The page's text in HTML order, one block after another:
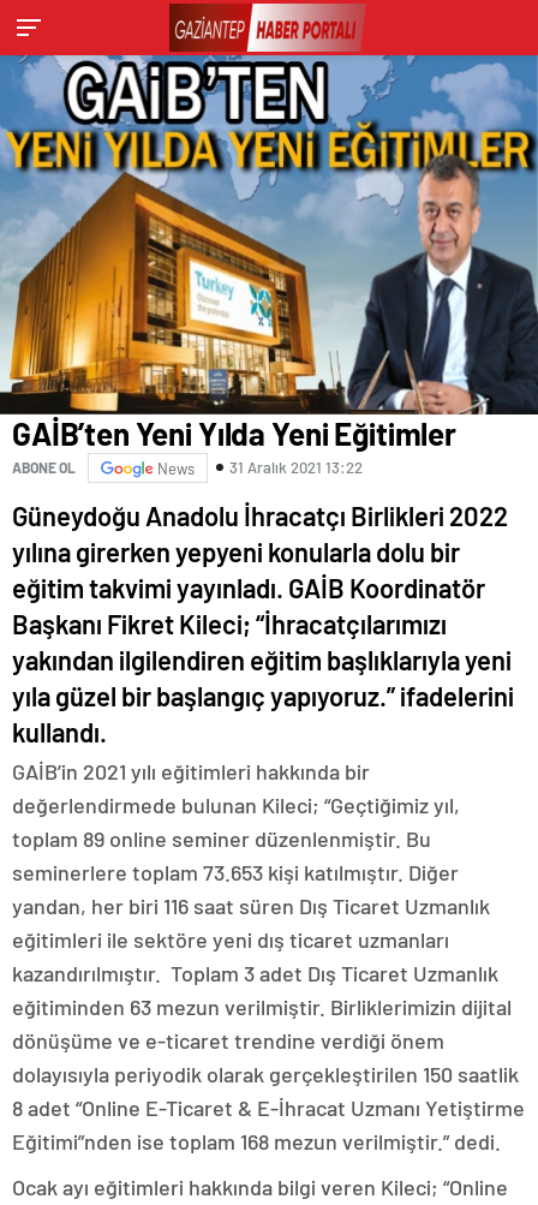
GAİB’ten Yeni Yılda Yeni Eğitimler
ABONE OL News 31 Aralık 2021 13:22
Güneydoğu Anadolu İhracatçı Birlikleri 2022
yılına girerken yepyeni konularla dolu bir
eğitim takvimi yayınladı. GAİB Koordinatör
Başkanı Fikret Kileci; “İhracatçılarımızı
yakından ilgilendiren eğitim başlıklarıyla yeni
yıla güzel bir başlangıç yapıyoruz.” ifadelerini
kullandı.
GAİB’in 2021 yılı eğitimleri hakkında bir
değerlendirmede bulunan Kileci; “Geçtiğimiz yıl,
toplam 89 online seminer düzenlenmiştir. Bu
seminerlere toplam 73.653 kişi katılmıştır. Diğer
yandan, her biri 116 saat süren Dış Ticaret Uzmanlık
eğitimleri ile sektöre yeni dış ticaret uzmanları
kazandırılmıştır. Toplam 3 adet Dış Ticaret Uzmanlık
eğitiminden 63 mezun verilmiştir. Birliklerimizin dijital
dönüşüme ve e-ticaret trendine verdiği önem
dolayısıyla periyodik olarak gerçekleştirilen 150 saatlik
8 adet “Online E-Ticaret & E-İhracat Uzmanı Yetiştirme
Eğitimi”nden ise toplam 168 mezun verilmiştir.” dedi.
Ocak ayı eğitimleri hakkında bilgi veren Kileci; “Online